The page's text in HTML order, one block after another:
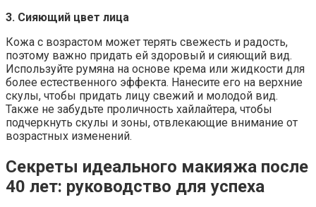
3. Сияющий цвет лица
Кожа с возрастом может терять свежесть и радость,
поэтому важно придать ей здоровый и сияющий вид.
Используйте румяна на основе крема или жидкости для
более естественного эффекта. Нанесите его на верхние
скулы, чтобы придать лицу свежий и молодой вид.
Также не забудьте проличность хайлайтера, чтобы
подчеркнуть скулы и зоны, отвлекающие внимание от
возрастных изменений.
Секреты идеального макияжа после
40 лет: руководство для успеха